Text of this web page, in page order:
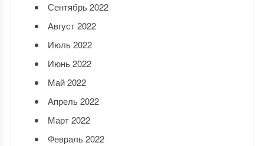
Сентябрь 2022
Август 2022
Июль 2022
Июнь 2022
Май 2022
Апрель 2022
Март 2022
Февраль 2022